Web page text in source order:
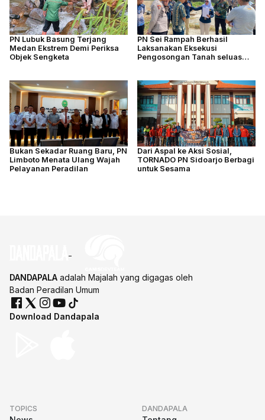
PN Lubuk Basung Terjang
Medan Ekstrem Demi Periksa
Objek Sengketa
PN Sei Rampah Berhasil
Laksanakan Eksekusi
Pengosongan Tanah seluas
Bukan Sekadar Ruang Baru, PN
Limboto Menata Ulang Wajah
Pelayanan Peradilan
Dari Aspal ke Aksi Sosial,
TORNADO PN Sidoarjo Berbagi
untuk Sesama
DANDAPALA adalah Majalah yang digagas oleh
Badan Peradilan Umum
Download Dandapala
TOPICS DANDAPALA